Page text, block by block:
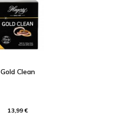
Gold Clean
13,99 €